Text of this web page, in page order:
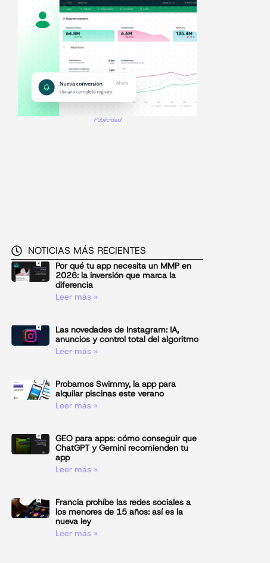
Publicidad
NOTICIAS MÁS RECIENTES
Por qué tu app necesita un MMP en
2026: la inversión que marca la
diferencia
Leer más »
Las novedades de Instagram: IA,
anuncios y control total del algoritmo
Leer más »
Probamos Swimmy, la app para
alquilar piscinas este verano
Leer más »
GEO para apps: cómo conseguir que
ChatGPT y Gemini recomienden tu
app
Leer más »
Francia prohíbe las redes sociales a
los menores de 15 años: así es la
nueva ley
Leer más »